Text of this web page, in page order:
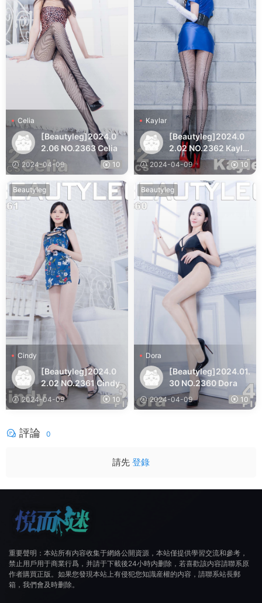
Celia
[Beautyleg]2024.0
2.06 NO.2363 Celia
2024-04-09 10
Kaylar
[Beautyleg]2024.0
2.02 NO.2362 Kayla
r
2024-04-09 10
Beautyleg
Cindy
[Beautyleg]2024.0
2.02 NO.2361 Cindy
2024-04-09 10
Beautyleg
Dora
[Beautyleg]2024.01.
30 NO.2360 Dora
2024-04-09 10
評論 0
請先 登錄
重要聲明：本站所有内容收集于網絡公開資源，本站僅提供學習交流和參考，
禁止用戶用于商業行爲，并請于下載後24小時内删除，若喜歡該内容請聯系原
作者購買正版。如果您發現本站上有侵犯您知識産權的内容，請聯系站長郵
箱，我們會及時删除。